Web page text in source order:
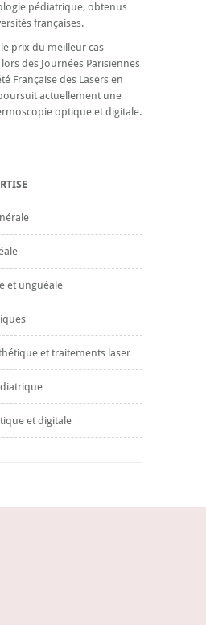
pédiatrique, obtenus
françaises.
le prix du meilleur cas
des Journées Parisiennes
Française des Lasers en
actuellement une
optique et digitale.
et unguéale
et traitements laser
et digitale